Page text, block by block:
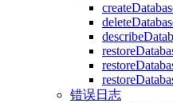
错误日志